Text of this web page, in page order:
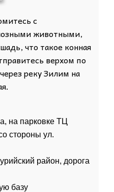
с
животными,
что такое конная
верхом по
реку Зилим на
на парковке ТЦ
стороны ул.
район, дорога
базу